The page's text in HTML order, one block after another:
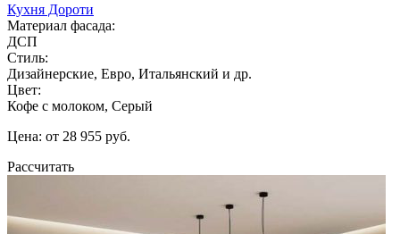
Кухня Дороти
Материал фасада:
ДСП
Стиль:
Дизайнерские, Евро, Итальянский и др.
Цвет:
Кофе с молоком, Серый
Цена: от 28 955 руб.
Рассчитать